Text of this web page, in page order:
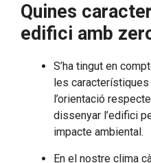
Quines
edifici amb
S’ha tingut en
les característiques
l’orientació
dissenyar l’edifici
impacte ambiental.
En el nostre clima